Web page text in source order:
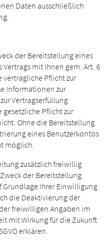
Daten ausschließlich
der Bereitstellung eines
mit Ihnen gem. Art. 6
vertragliche Pflicht zur
Informationen zur
Vertragserfüllung
Pflicht zur
Ohne die Bereitstellung
eines Benutzerkontos
möglich.
zusätzlich freiwillig
der Bereitstellung
Ihrer Einwilligung
die Deaktivierung der
freiwilligen Angaben im
mit Wirkung für die Zukunft
erklären.